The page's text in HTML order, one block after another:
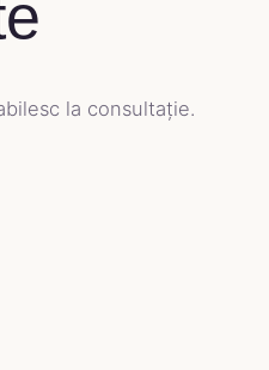
la consultație.